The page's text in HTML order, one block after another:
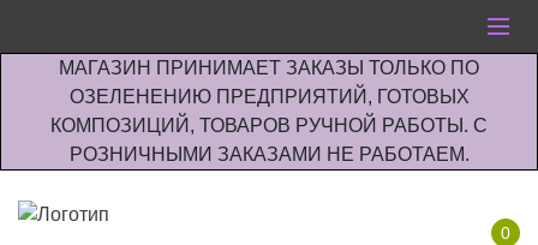
МАГАЗИН ПРИНИМАЕТ ЗАКАЗЫ ТОЛЬКО ПО
ОЗЕЛЕНЕНИЮ ПРЕДПРИЯТИЙ, ГОТОВЫХ
КОМПОЗИЦИЙ, ТОВАРОВ РУЧНОЙ РАБОТЫ. С
РОЗНИЧНЫМИ ЗАКАЗАМИ НЕ РАБОТАЕМ.
0